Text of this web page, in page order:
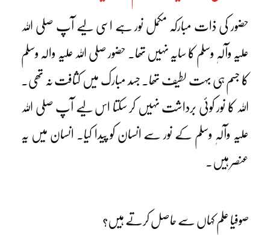
حضور کی ذات مبارکہ مکمل نور ہے اسی لیے آپ صلی اللہ
علیہ وآلہٖ وسلم کا سایہ نہیں تھا۔ حضور صلی اللہ علیہ والہ وسلم
کا جسم ہی بہت لطیف تھا۔ جسد مبارک میں کثافت نہ تھی۔
اللہ کا نور کوئی برداشت نہیں کر سکتا اس لیے آپ صلی اللہ
علیہ وآلہٖ وسلم کے نور سے انسان کو پیدا کیا۔ انسان میں یہ
عنصر ہیں۔
صوفیا علم کہاں سے حاصل کرتے ہیں؟